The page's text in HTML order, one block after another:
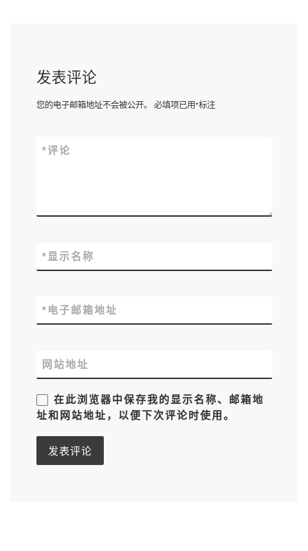
发表评论
您的电子邮箱地址不会被公开。 必填项已用*标注
评论
*
显示名称
*
电子邮箱地址
*
网站地址
在此浏览器中保存我的显示名称、邮箱地
址和网站地址，以便下次评论时使用。